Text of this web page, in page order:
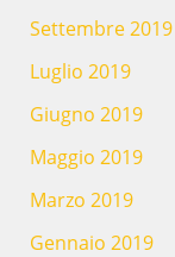
Settembre 2019
Luglio 2019
Giugno 2019
Maggio 2019
Marzo 2019
Gennaio 2019